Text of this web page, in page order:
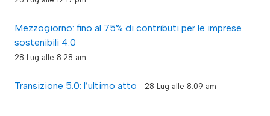
Mezzogiorno: fino al 75% di contributi per le imprese
sostenibili 4.0
28 Lug alle 8:28 am
Transizione 5.0: l’ultimo atto 28 Lug alle 8:09 am